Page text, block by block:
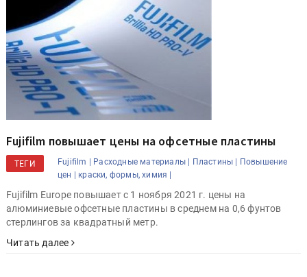
Fujifilm повышает цены на офсетные пластины
ТЕГИ Fujifilm | Расходные материалы | Пластины | Повышение
цен | краски, формы, химия |
Fujifilm Europe повышает с 1 ноября 2021 г. цены на
алюминиевые офсетные пластины в среднем на 0,6 фунтов
стерлингов за квадратный метр.
Читать далее